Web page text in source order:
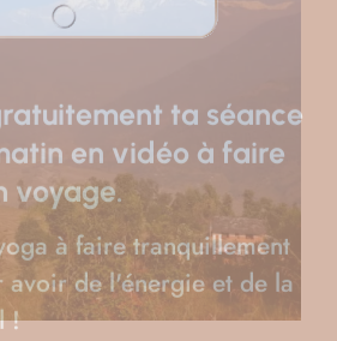
ton guide, tu recevras
des informations sur mes cours
et d’autres conseils pour
pratique du yoga. Ton email ne sera
te désabonner à tout moment.
JE M'INSCRIS